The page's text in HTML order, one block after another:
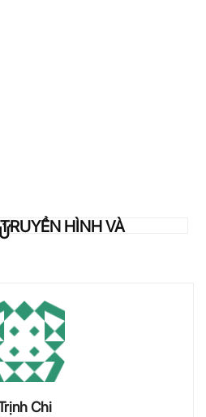
HÌNH VÀ
Chi